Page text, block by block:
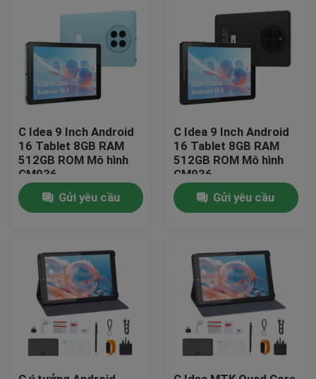
Sản phẩm
Video
Hướng dẫn VR
Về chúng tôi
Tham quan nhà máy
Liên hệ chúng tôi
Tin tức
Yêu cầu báo giá
C Idea 9 Inch Android
16 Tablet 8GB RAM
512GB ROM Mô hình
CM936
Gửi yêu cầu
C Idea 9 Inch Android
16 Tablet 8GB RAM
512GB ROM Mô hình
CM936
Gửi yêu cầu